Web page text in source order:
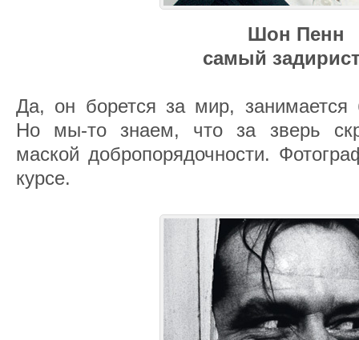
Шон Пенн
самый
Да, он борется за мир, занимается
Но мы-то знаем, что за зверь
маской добропорядочности.
курсе.